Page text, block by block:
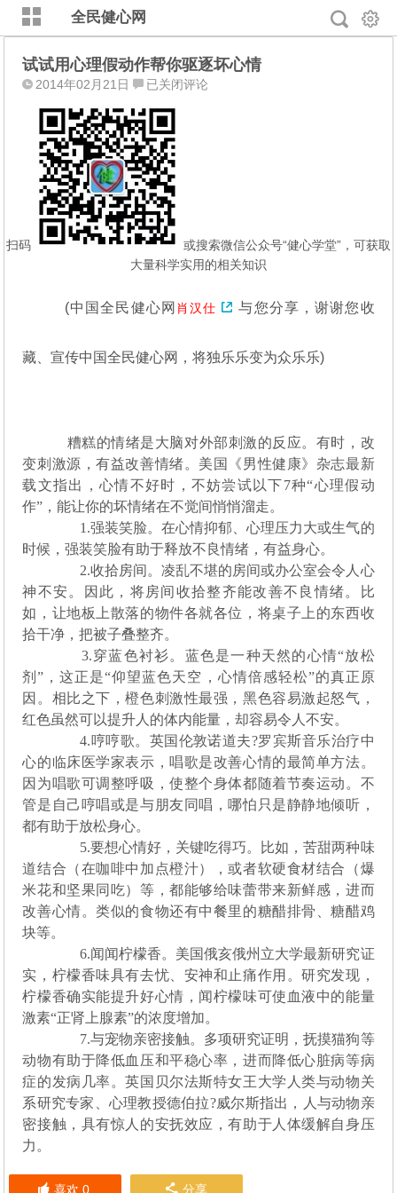
全民健心网
试试用心理假动作帮你驱逐坏心情
2014年02月21日
试
用
心
理
假
动
作
帮
你
逐
坏
情
已关闭评论
扫码
或搜索微信公众号“健心学堂”，可获取
大量科学实用的相关知识
(中国全民健心网 肖汉仕 与您分享，谢谢您收
藏、宣传中国全民健心网，将独乐乐变为众乐乐)
糟糕的情绪是大脑对外部刺激的反应。有时，改
变刺激源，有益改善情绪。美国《男性健康》杂志最新
载文指出，心情不好时，不妨尝试以下7种“心理假动
作”，能让你的坏情绪在不觉间悄悄溜走。
1.强装笑脸。在心情抑郁、心理压力大或生气的
时候，强装笑脸有助于释放不良情绪，有益身心。
2.收拾房间。凌乱不堪的房间或办公室会令人心
神不安。因此，将房间收拾整齐能改善不良情绪。比
如，让地板上散落的物件各就各位，将桌子上的东西收
拾干净，把被子叠整齐。
3.穿蓝色衬衫。蓝色是一种天然的心情“放松
剂”，这正是“仰望蓝色天空，心情倍感轻松”的真正原
因。相比之下，橙色刺激性最强，黑色容易激起怒气，
红色虽然可以提升人的体内能量，却容易令人不安。
4.哼哼歌。英国伦敦诺道夫?罗宾斯音乐治疗中
心的临床医学家表示，唱歌是改善心情的最简单方法。
因为唱歌可调整呼吸，使整个身体都随着节奏运动。不
管是自己哼唱或是与朋友同唱，哪怕只是静静地倾听，
都有助于放松身心。
5.要想心情好，关键吃得巧。比如，苦甜两种味
道结合（在咖啡中加点橙汁），或者软硬食材结合（爆
米花和坚果同吃）等，都能够给味蕾带来新鲜感，进而
改善心情。类似的食物还有中餐里的糖醋排骨、糖醋鸡
块等。
6.闻闻柠檬香。美国俄亥俄州立大学最新研究证
实，柠檬香味具有去忧、安神和止痛作用。研究发现，
柠檬香确实能提升好心情，闻柠檬味可使血液中的能量
激素“正肾上腺素”的浓度增加。
7.与宠物亲密接触。多项研究证明，抚摸猫狗等
动物有助于降低血压和平稳心率，进而降低心脏病等病
症的发病几率。英国贝尔法斯特女王大学人类与动物关
系研究专家、心理教授德伯拉?威尔斯指出，人与动物亲
密接触，具有惊人的安抚效应，有助于人体缓解自身压
力。
喜欢 0 分享